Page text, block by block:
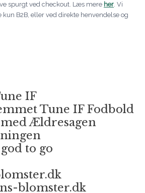
spurgt ved checkout. Læs mere her. Vi
B2B, eller ved direkte henvendelse og
IF
Tune IF Fodbold
Ældresagen
to go
blomster.dk